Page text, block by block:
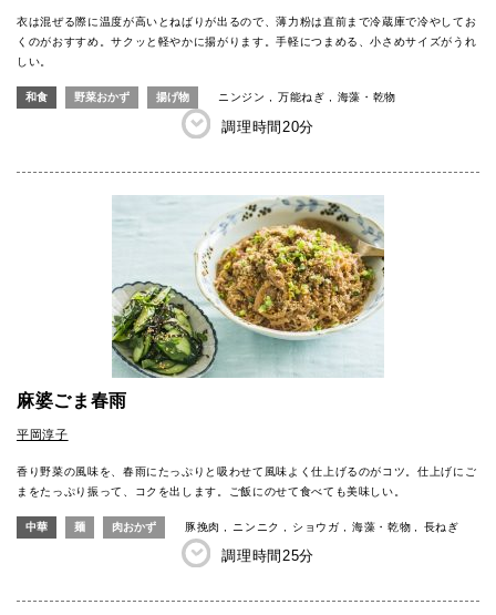
衣は混ぜる際に温度が高いとねばりが出るので、薄力粉は直前まで冷蔵庫で冷やしてお
くのがおすすめ。サクッと軽やかに揚がります。手軽につまめる、小さめサイズがうれ
しい。
和食 野菜おかず 揚げ物 ニンジン 万能ねぎ 海藻・乾物
調理時間 20分
麻婆ごま春雨
平岡淳子
香り野菜の風味を、春雨にたっぷりと吸わせて風味よく仕上げるのがコツ。仕上げにご
まをたっぷり振って、コクを出します。ご飯にのせて食べても美味しい。
中華 麺 肉おかず 豚挽肉 ニンニク ショウガ 海藻・乾物 長ねぎ
調理時間25分